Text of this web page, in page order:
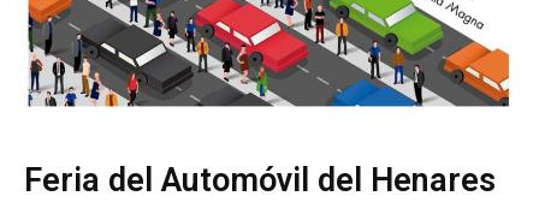
Feria del Automóvil del Henares